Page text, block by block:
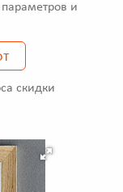
и
скидки